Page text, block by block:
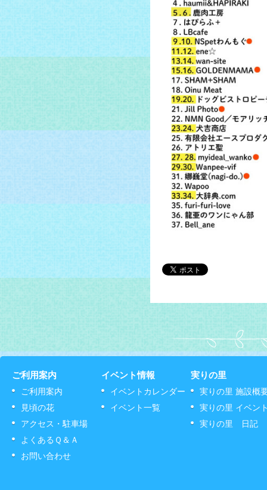
ご利用案内
ご利用案内
見頃の花
アクセス・駐車場
よくあるＱ＆Ａ
お問い合わせ
イベント情報
イベントカレンダー
イベント一覧
実りの里
実りの里 施設概
実りの里 イベン
実りの里 日記